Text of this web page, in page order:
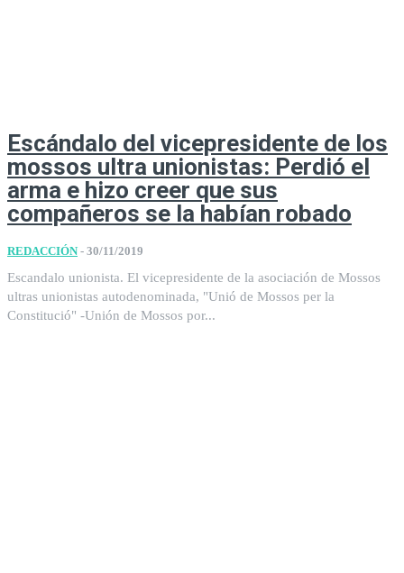
Escándalo del vicepresidente de los
mossos ultra unionistas: Perdió el
arma e hizo creer que sus
compañeros se la habían robado
REDACCIÓN - 30/11/2019
Escandalo unionista. El vicepresidente de la asociación de Mossos
ultras unionistas autodenominada, "Unió de Mossos per la
Constitució" -Unión de Mossos por...